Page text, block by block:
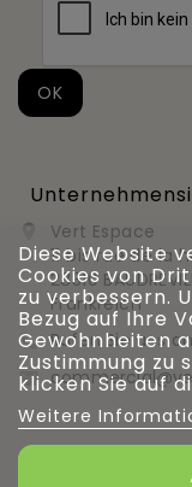

Vert Espace
11 bis rue de la
28310
Frankreich
 Rufen Sie uns

Diese Website
Cookies von
zu verbessern.
Bezug auf Ihre
Gewohnheiten
Zustimmung zu
klicken Sie auf
Weitere